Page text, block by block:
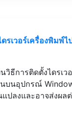
รเวอร์เครื่องพิมพ์ไ
วิธีการติดตั้งไดรเว
บนอุปกรณ์
ปลงและอาจส่งผล